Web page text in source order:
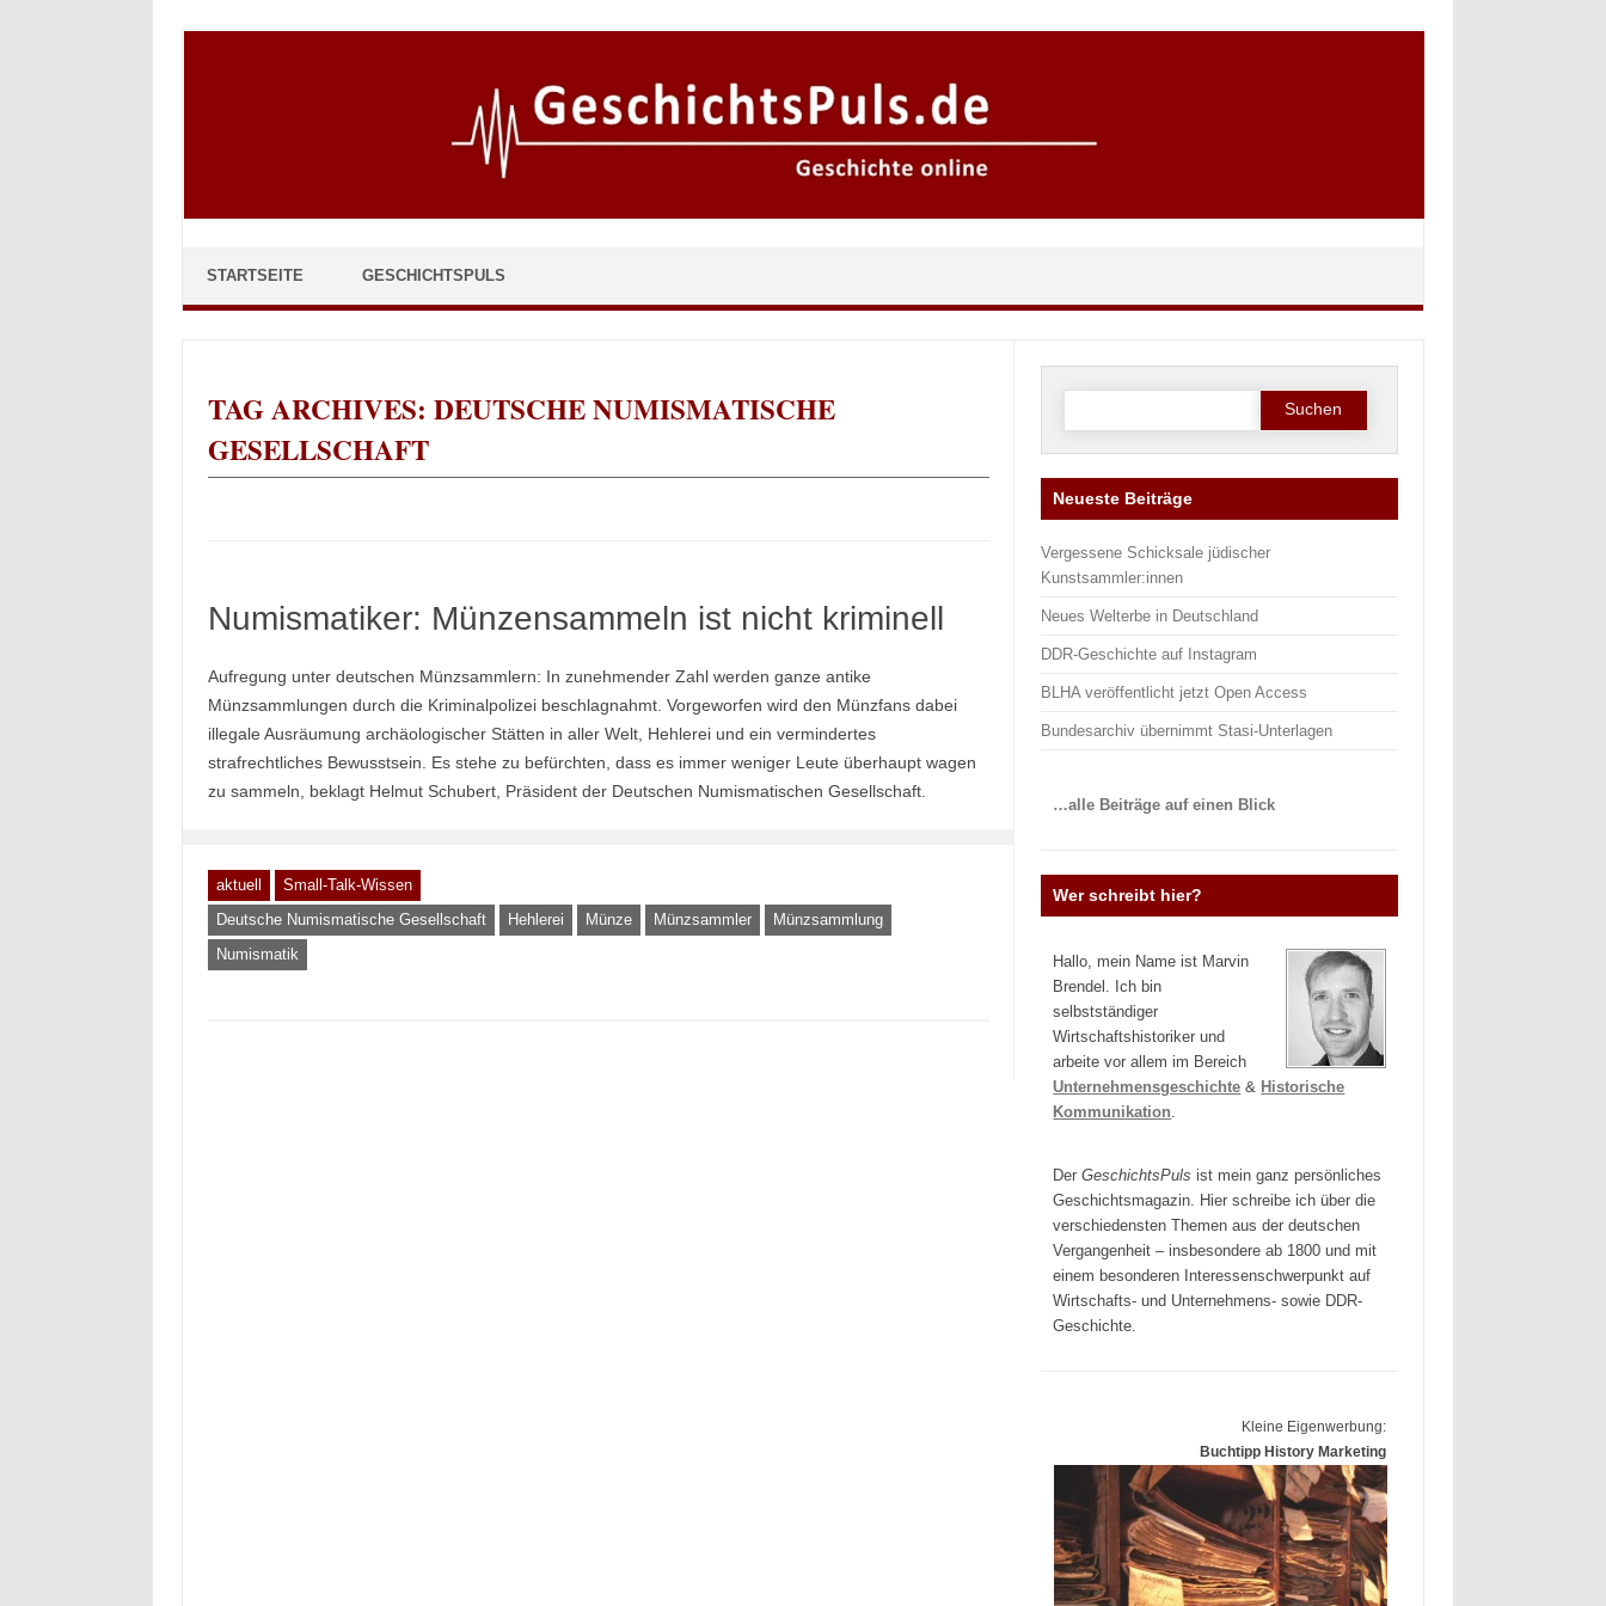
STARTSEITE GESCHICHTSPULS
TAG ARCHIVES: DEUTSCHE NUMISMATISCHE
GESELLSCHAFT
Numismatiker: Münzensammeln ist nicht kriminell
Aufregung unter deutschen Münzsammlern: In zunehmender Zahl werden ganze antike
Münzsammlungen durch die Kriminalpolizei beschlagnahmt. Vorgeworfen wird den Münzfans dabei
illegale Ausräumung archäologischer Stätten in aller Welt, Hehlerei und ein vermindertes
strafrechtliches Bewusstsein. Es stehe zu befürchten, dass es immer weniger Leute überhaupt wagen
zu sammeln, beklagt Helmut Schubert, Präsident der Deutschen Numismatischen Gesellschaft.
aktuell
Small-Talk-Wissen
Deutsche Numismatische Gesellschaft
Hehlerei Münze Münzsammler
Münzsammlung
Numismatik
Suche
Neueste Beiträge
Vergessene Schicksale jüdischer
Kunstsammler:innen
Neues Welterbe in Deutschland
DDR-Geschichte auf Instagram
BLHA veröffentlicht jetzt Open Access
Bundesarchiv übernimmt Stasi-Unterlagen
…alle Beiträge auf einen Blick
Wer schreibt hier?
Hallo, mein Name ist Marvin
Brendel. Ich bin
selbstständiger
Wirtschaftshistoriker und
arbeite vor allem im Bereich
Unternehmensgeschichte & Historische
Kommunikation
DerGeschichtsPuls ist mein ganz persönliches
Geschichtsmagazin. Hier schreibe ich über die
verschiedensten Themen aus der deutschen
Vergangenheit – insbesondere ab 1800 und mit
einem besonderen Interessenschwerpunkt auf
Wirtschafts- und Unternehmens- sowie DDR-
Geschichte.
Kleine Eigenwerbung:
Buchtipp History Marketing